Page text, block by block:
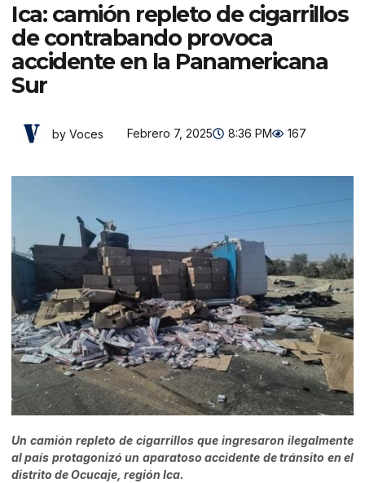
Ica: camión repleto de cigarrillos
de contrabando provoca
accidente en la Panamericana
Sur
by Voces Febrero 7, 2025 8:36 PM 167
Un camión repleto de cigarrillos que ingresaron ilegalmente
al país protagonizó un aparatoso accidente de tránsito en el
distrito de Ocucaje, región Ica.